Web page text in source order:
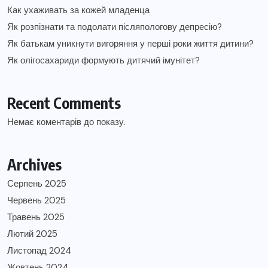
Как ухаживать за кожей младенца
Як розпізнати та подолати післяпологову депресію?
Як батькам уникнути вигоряння у перші роки життя дитини?
Як олігосахариди формують дитячий імунітет?
Recent Comments
Немає коментарів до показу.
Archives
Серпень 2025
Червень 2025
Травень 2025
Лютий 2025
Листопад 2024